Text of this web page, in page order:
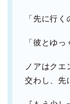
「先に行く
「彼とゆ
ノアはクエ
交わし、先